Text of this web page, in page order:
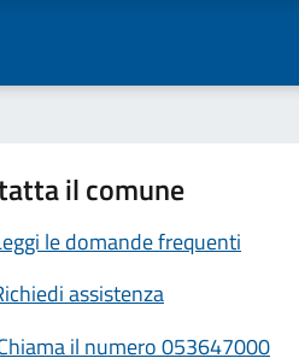
il comune
le domande frequenti
assistenza
il numero 053647000